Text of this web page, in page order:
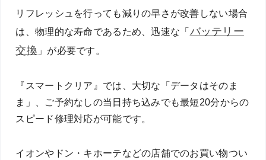
リフレッシュを行っても減りの早さが改善しない場合
は、物理的な寿命であるため、迅速な「 バッテリー
交換 」が必要です。
『スマートクリア』では、大切な「データはそのま
ま」、ご予約なしの当日持ち込みでも最短20分からの
スピード修理対応が可能です。
イオンやドン・キホーテなどの店舗でのお買い物つい